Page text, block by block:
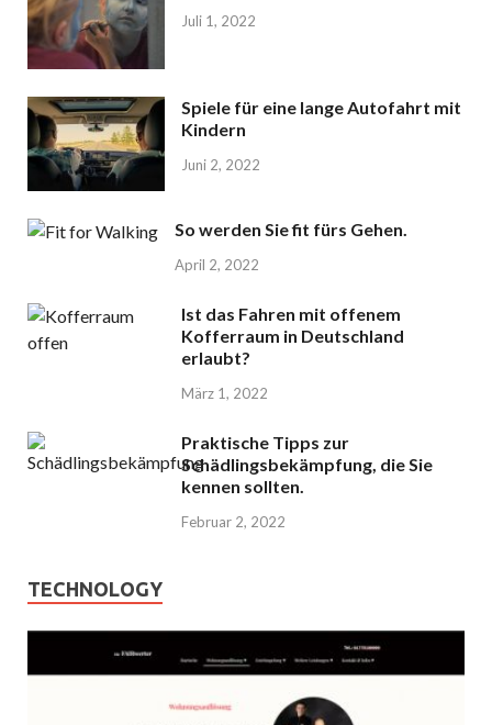
Juli 1, 2022
Spiele für eine lange Autofahrt mit
Kindern
Juni 2, 2022
So werden Sie fit fürs Gehen.
April 2, 2022
Ist das Fahren mit offenem
Kofferraum in Deutschland
erlaubt?
März 1, 2022
Praktische Tipps zur
Schädlingsbekämpfung, die Sie
kennen sollten.
Februar 2, 2022
TECHNOLOGY